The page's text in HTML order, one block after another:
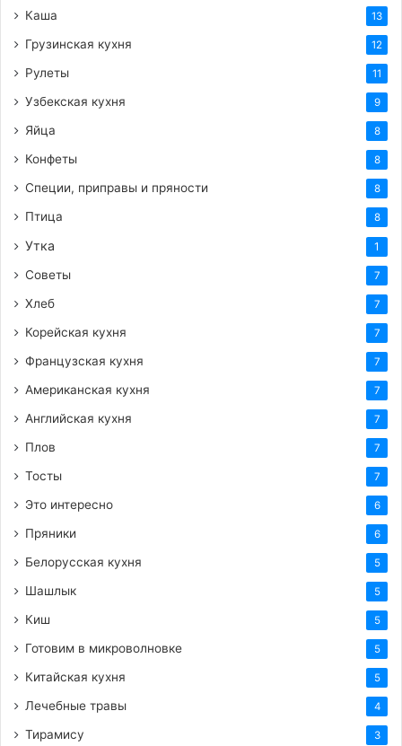
Каша 13
Грузинская кухня 12
Рулеты 11
Узбекская кухня 9
Яйца 8
Конфеты 8
Специи, приправы и пряности 8
Птица 8
Утка 1
Советы 7
Хлеб 7
Корейская кухня 7
Французская кухня 7
Американская кухня 7
Английская кухня 7
Плов 7
Тосты 7
Это интересно 6
Пряники 6
Белорусская кухня 5
Шашлык 5
Киш 5
Готовим в микроволновке 5
Китайская кухня 5
Лечебные травы 4
Тирамису 3